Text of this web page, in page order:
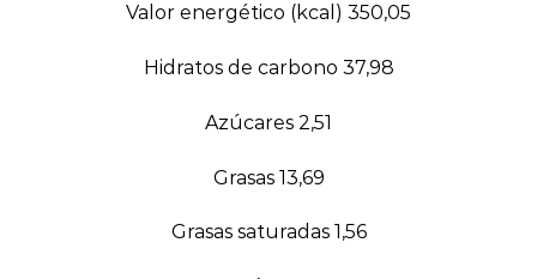
Valor energético (kcal) 350,05
Hidratos de carbono 37,98
Azúcares 2,51
Grasas 13,69
Grasas saturadas 1,56